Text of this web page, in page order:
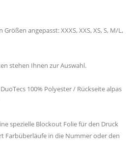
angepasst: XXXS, XXS, XS, S, M/L,
stehen Ihnen zur Auswahl.
100% Polyester / Rückseite alpas
spezielle Blockout Folie für den Druck
Farbüberläufe in die Nummer oder den